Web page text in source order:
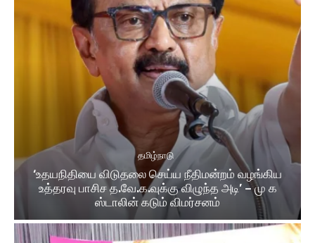
தமிழ்நாடு
‘உதயநிதியை விடுதலை செய்ய நீதிமன்றம் வழங்கிய
உத்தரவு பாசிச த.வே.க.வுக்கு விழுந்த அடி’ – மு க
ஸ்டாலின் கடும் விமர்சனம்